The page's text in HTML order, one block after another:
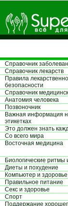
Справочник
Справочник лекарств
Правила
безопасности
Справочник
Aнатомия человека
Позвоночник
Важная информация
этикетках
Это должен знать
Со всего мира
Восточная медицина
Биологические ритмы
Диеты и похудение
Компьютер и здоровье
Правильное питание
Секс и здоровье
Спорт
Поддержание